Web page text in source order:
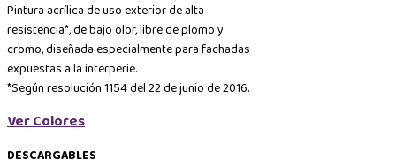
Pintura acrílica de uso exterior de alta
resistencia*, de bajo olor, libre de plomo y
cromo, diseñada especialmente para fachadas
expuestas a la interperie.
*Según resolución 1154 del 22 de junio de 2016.
Ver Colores
DESCARGABLES